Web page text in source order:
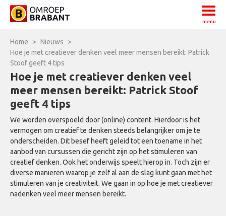
menu
Home > Nieuws
>
Hoe je met creatiever denken veel meer mensen bereikt: Patrick
Stoof geeft 4 tips
Hoe je met creatiever denken veel
meer mensen bereikt: Patrick Stoof
geeft 4 tips
We worden overspoeld door (online) content. Hierdoor is het
vermogen om creatief te denken steeds belangrijker om je te
onderscheiden. Dit besef heeft geleid tot een toename in het
aanbod van cursussen die gericht zijn op het stimuleren van
creatief denken. Ook het onderwijs speelt hierop in. Toch zijn er
diverse manieren waarop je zelf al aan de slag kunt gaan met het
stimuleren van je creativiteit. We gaan in op hoe je met creatiever
nadenken veel meer mensen bereikt.